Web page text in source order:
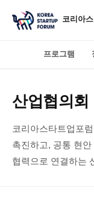
코리아
프로그램
산업협의회
코리아스타트업포
촉진하고, 공통 현
협력으로 연결하는